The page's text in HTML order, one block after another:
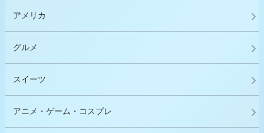
アメリカ
グルメ
スイーツ
アニメ・ゲーム・コスプレ